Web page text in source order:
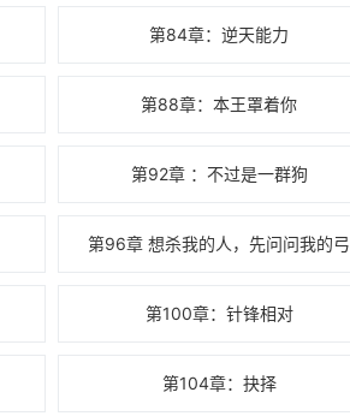
第84章：逆天能力
第88章：本王罩着你
第92章 ：不过是一群狗
第96章 想杀我的人，先问问我的弓
第100章：针锋相对
第104章：抉择